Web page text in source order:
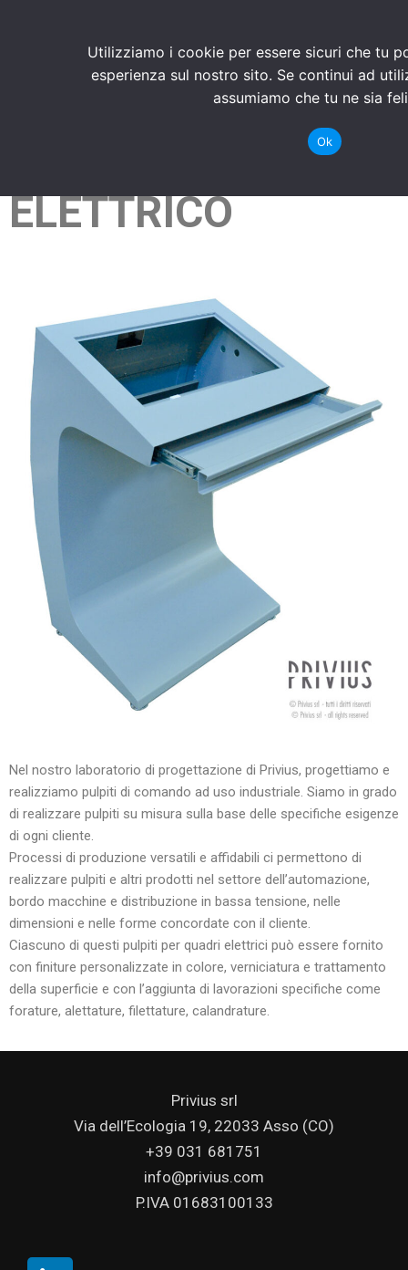
PULPITO QUADRO
ELETTRICO
Nel nostro laboratorio di progettazione di Privius, progettiamo e
realizziamo pulpiti di comando ad uso industriale. Siamo in grado
di realizzare pulpiti su misura sulla base delle specifiche esigenze
di ogni cliente.
Processi di produzione versatili e affidabili ci permettono di
realizzare pulpiti e altri prodotti nel settore dell’automazione,
bordo macchine e distribuzione in bassa tensione, nelle
dimensioni e nelle forme concordate con il cliente.
Ciascuno di questi pulpiti per quadri elettrici può essere fornito
con finiture personalizzate in colore, verniciatura e trattamento
della superficie e con l’aggiunta di lavorazioni specifiche come
forature, alettature, filettature, calandrature.
Privius srl
Via dell’Ecologia 19, 22033 Asso (CO)
+39 031 681751
info@privius.com
P.IVA 01683100133
Utilizziamo i cookie per essere sicuri che tu
esperienza sul nostro sito. Se continui ad
assumiamo che tu ne sia
Ok